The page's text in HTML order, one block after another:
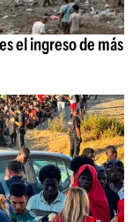
el ingreso de más